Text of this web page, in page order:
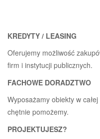
KREDYTY / LEASING
Oferujemy możliwość
firm i instytucji publicznych.
FACHOWE DORADZTWO
Wyposażamy obiekty w
chętnie pomożemy.
PROJEKTUJESZ?